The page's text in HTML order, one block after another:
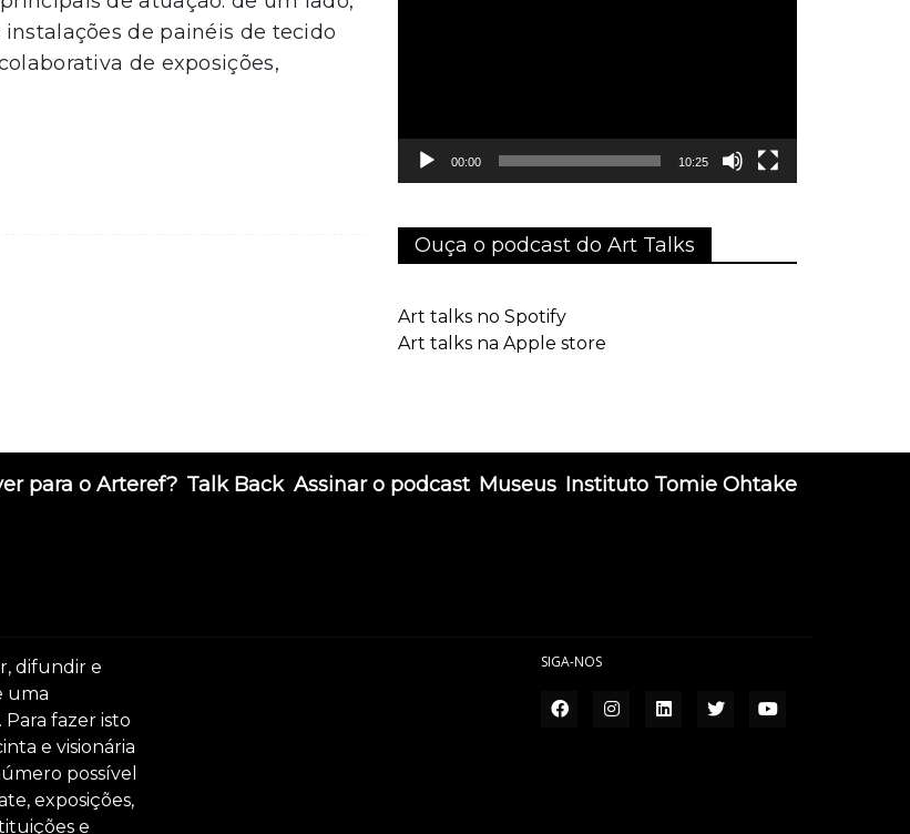
de painéis de tecido
de exposições,
00:00 10:25
Ouça o podcast do Art Talks
Art talks no Spotify
Art talks na Apple store
para o Arteref? Talk Back Assinar o podcast Museus Instituto Tomie Ohtake
difundir e
uma
Para fazer isto
e visionária
possível
exposições,
e
SIGA-NOS